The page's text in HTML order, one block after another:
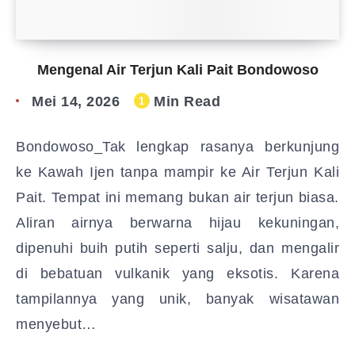
Mengenal Air Terjun Kali Pait Bondowoso
Mei 14, 2026 1 Min Read
Bondowoso_Tak lengkap rasanya berkunjung
ke Kawah Ijen tanpa mampir ke Air Terjun Kali
Pait. Tempat ini memang bukan air terjun biasa.
Aliran airnya berwarna hijau kekuningan,
dipenuhi buih putih seperti salju, dan mengalir
di bebatuan vulkanik yang eksotis. Karena
tampilannya yang unik, banyak wisatawan
menyebut…